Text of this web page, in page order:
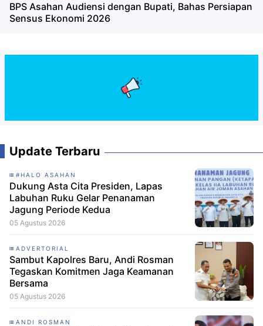
BPS Asahan Audiensi dengan Bupati, Bahas Persiapan
Sensus Ekonomi 2026
Update Terbaru
#HALO ASAHAN
Dukung Asta Cita Presiden, Lapas
Labuhan Ruku Gelar Penanaman
Jagung Periode Kedua
05 Agustus 2026
ADVERTORIAL
Sambut Kapolres Baru, Andi Rosman
Tegaskan Komitmen Jaga Keamanan
Bersama
05 Agustus 2026
ANDI ROSMAN